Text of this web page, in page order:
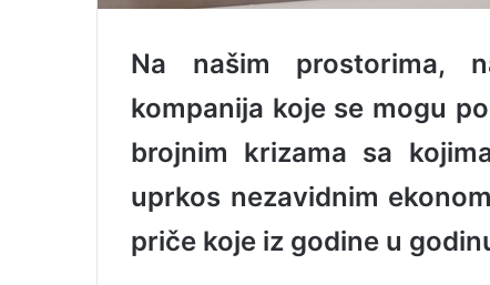
Na našim prostorima,
kompanija koje se mogu
brojnim krizama sa
uprkos nezavidnim
priče koje iz godine u